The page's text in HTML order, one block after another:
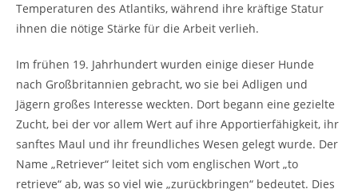
Temperaturen des Atlantiks, während ihre kräftige Statur
ihnen die nötige Stärke für die Arbeit verlieh.
Im frühen 19. Jahrhundert wurden einige dieser Hunde
nach Großbritannien gebracht, wo sie bei Adligen und
Jägern großes Interesse weckten. Dort begann eine gezielte
Zucht, bei der vor allem Wert auf ihre Apportierfähigkeit, ihr
sanftes Maul und ihr freundliches Wesen gelegt wurde. Der
Name „Retriever“ leitet sich vom englischen Wort „to
retrieve“ ab, was so viel wie „zurückbringen“ bedeutet. Dies